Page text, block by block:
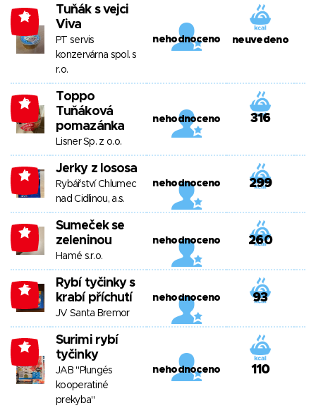
-2
Tuňák s vejci
Viva
PT servis
konzervárna spol. s
r.o.
nehodnoceno neuvedeno
-3
Toppo
Tuňáková
pomazánka
Lisner Sp. z o.o.
nehodnoceno 316
-4 Jerky z lososa
Rybářství Chlumec
nad Cidlinou, a.s.
nehodnoceno 299
-4
Sumeček se
zeleninou
Hamé s.r.o.
nehodnoceno 260
-5
Rybí tyčinky s
krabí příchutí
JV Santa Bremor
nehodnoceno 93
-5
Surimi rybí
tyčinky
JAB "Plungés
kooperatiné
prekyba"
nehodnoceno 110